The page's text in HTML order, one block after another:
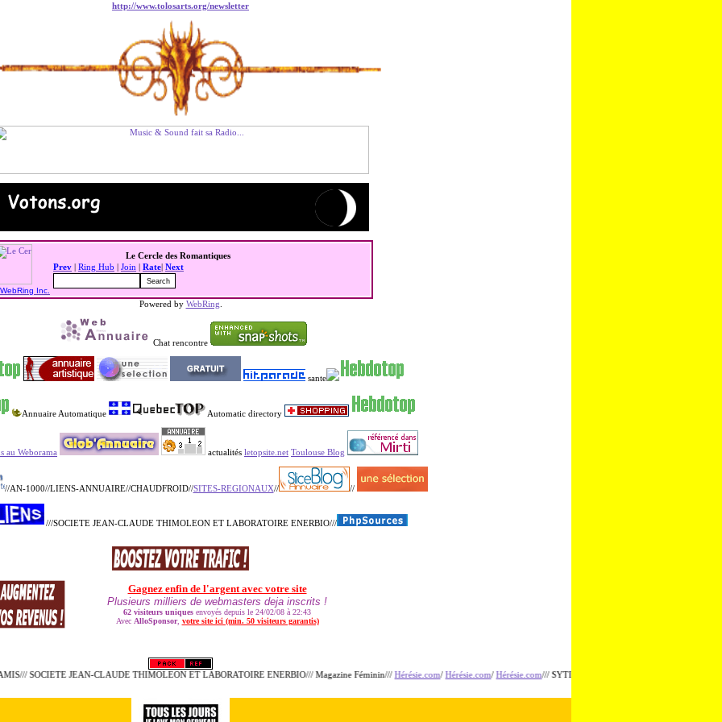
http://www.tolosarts.org/newsletter
WebRing Inc.
Le Cercle des Romantiques
Prev
Ring Hub Join Rate Next
Powered by WebRing.
Chat rencontre
sante
Annuaire Automatique Automatic directory
au Weborama actualités letopsite.net Toulouse Blog
//AN-1000//LIENS-ANNUAIRE//CHAUDFROID//SITES-REGIONAUX// //
///SOCIETE JEAN-CLAUDE THIMOLEON ET LABORATOIRE ENERBIO///
JEAN-CLAUDE THIMOLEON ET LABORATOIRE ENERBIO/// Magazine Féminin///Hérésie.com/Hérésie.com/Hérésie.com/// SYTI.net/ SYTI.net/ SYTI.net/